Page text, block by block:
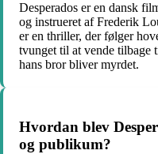
Desperados er en dansk
og instrueret af Frederik
er en thriller, der følger
tvunget til at vende tilbage
hans bror bliver myrdet.
Hvordan blev
og publikum?